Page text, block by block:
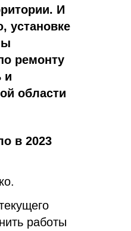
И
установке
ремонту
и
области
в 2023
работы